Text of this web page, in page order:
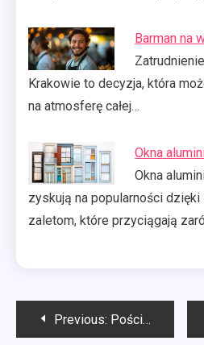
Barman na
Krakowie to decyzja, która
na atmosferę całej…
Okna
Okna
zyskują na popularności
zaletom, które przyciągają
Nawigacja
Previous: Pościel w jakiej temperaturze prać?